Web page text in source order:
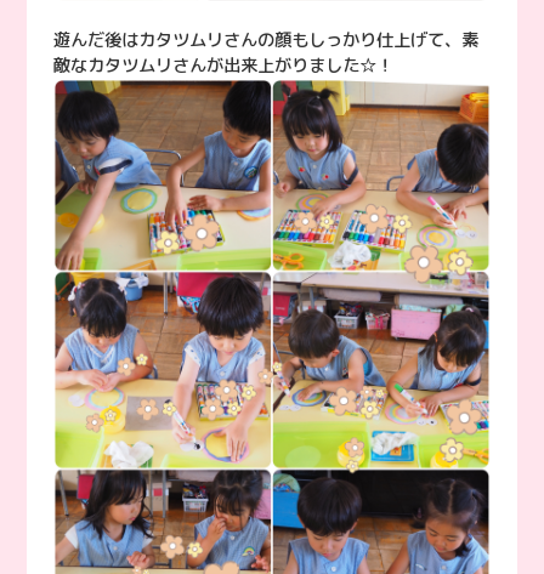
遊んだ後はカタツムリさんの顔もしっかり仕上げて、素
敵なカタツムリさんが出来上がりました☆！